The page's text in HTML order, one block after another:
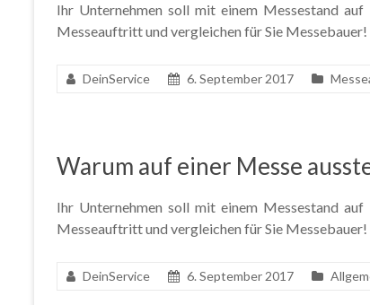
Ihr Unternehmen soll mit einem Messestand
Messeauftritt und vergleichen für Sie Messebauer!
DeinService 6. September 2017
Warum auf einer Messe
Ihr Unternehmen soll mit einem Messestand
Messeauftritt und vergleichen für Sie Messebauer!
DeinService 6. September 2017